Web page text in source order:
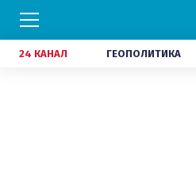
24 КАНАЛ ГЕОПОЛИТИКА